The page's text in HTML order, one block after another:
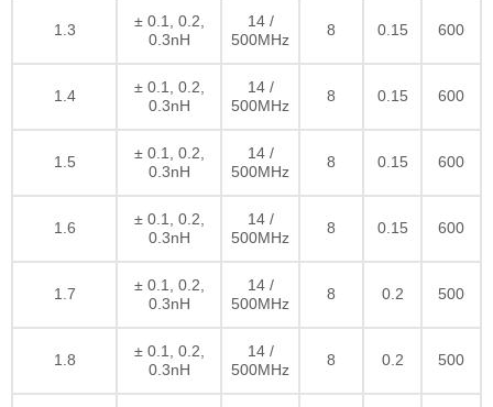
1.3
± 0.1, 0.2,
0.3nH
14 /
500MHz
8 0.15 600
1.4
± 0.1, 0.2,
0.3nH
14 /
500MHz
8 0.15 600
1.5
± 0.1, 0.2,
0.3nH
14 /
500MHz
8 0.15 600
1.6
± 0.1, 0.2,
0.3nH
14 /
500MHz
8 0.15 600
1.7
± 0.1, 0.2,
0.3nH
14 /
500MHz
8 0.2 500
1.8
± 0.1, 0.2,
0.3nH
14 /
500MHz
8 0.2 500